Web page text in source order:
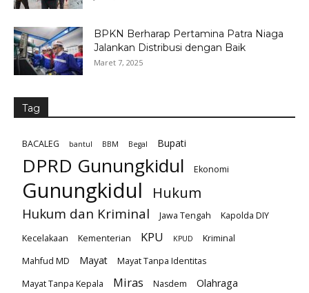
BPKN Berharap Pertamina Patra Niaga
Jalankan Distribusi dengan Baik
Maret 7, 2025
Tag
BACALEG bantul BBM Begal Bupati
DPRD Gunungkidul Ekonomi
Gunungkidul Hukum
Hukum dan Kriminal Jawa Tengah
Kapolda DIY
Kecelakaan
Kementerian KPU KPUD
Kriminal
Mahfud MD
Mayat
Mayat Tanpa Identitas
Mayat Tanpa Kepala
Miras Nasdem Olahraga